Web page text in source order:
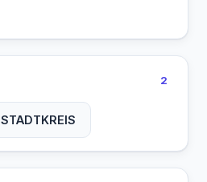
2
STADTKREIS